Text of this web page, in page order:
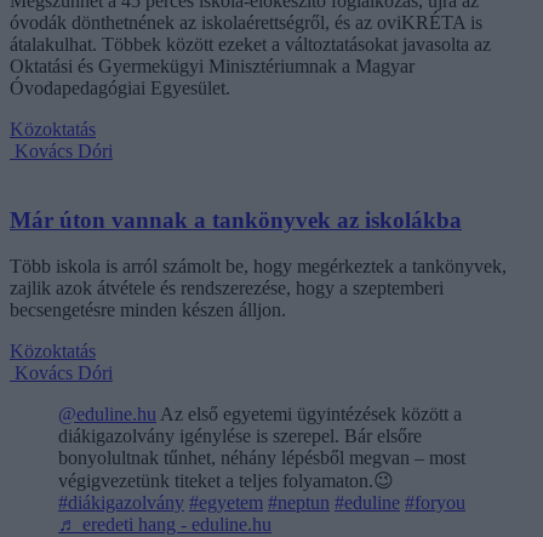
óvodák dönthetnének az iskolaérettségről, és az oviKRÉTA is
átalakulhat. Többek között ezeket a változtatásokat javasolta az
Oktatási és Gyermekügyi Minisztériumnak a Magyar
Óvodapedagógiai Egyesület.
Közoktatás
Kovács Dóri
Már úton vannak a tankönyvek az iskolákba
Több iskola is arról számolt be, hogy megérkeztek a tankönyvek,
zajlik azok átvétele és rendszerezése, hogy a szeptemberi
becsengetésre minden készen álljon.
Közoktatás
Kovács Dóri
@eduline.hu Az első egyetemi ügyintézések között a
diákigazolvány igénylése is szerepel. Bár elsőre
bonyolultnak tűnhet, néhány lépésből megvan – most
végigvezetünk titeket a teljes folyamaton.😉
#diákigazolvány #egyetem #neptun #eduline #foryou
♬ eredeti hang - eduline.hu